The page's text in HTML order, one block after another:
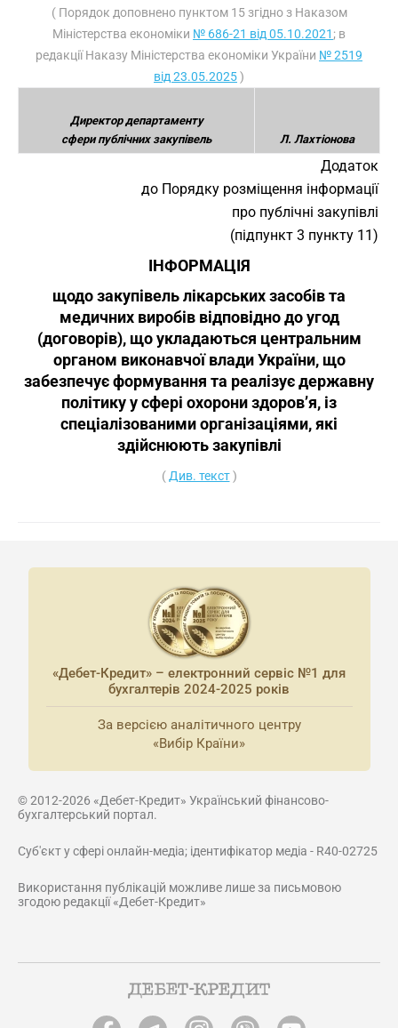
( Порядок доповнено пунктом 15 згідно з Наказом
Міністерства економіки № 686-21 від 05.10.2021 ; в
редакції Наказу Міністерства економіки України № 2519
від 23.05.2025)
Директор департаменту
сфери публічних закупівель
Л. Лахтіонова
Додаток
до Порядку розміщення інформації
про публічні закупівлі
(підпункт 3 пункту 11)
ІНФОРМАЦІЯ
щодо закупівель лікарських засобів та
медичних виробів відповідно до угод
(договорів), що укладаються центральним
органом виконавчої влади України, що
забезпечує формування та реалізує державну
політику у сфері охорони здоров’я, із
спеціалізованими організаціями, які
здійснюють закупівлі
( Див. текст)
«Дебет-Кредит» – електронний сервіс №1 для
бухгалтерів 2024-2025 років
За версією аналітичного центру
«Вибір Країни»
© 2012-2026 «Дебет-Кредит» Український фінансово-
бухгалтерський портал.
Суб'єкт у сфері онлайн-медіа; ідентифікатор медіа - R40-02725
Використання публікацій можливе лише за письмовою
згодою редакції «Дебет-Кредит»